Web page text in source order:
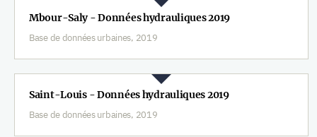
Mbour-Saly - Données hydrauliques 2019
Base de données urbaines, 2019
Saint-Louis - Données hydrauliques 2019
Base de données urbaines, 2019